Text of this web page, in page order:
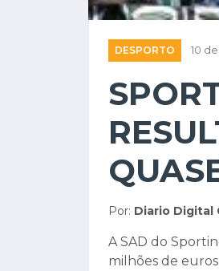
DESPORTO 10
Por: Diario Digital
A SAD do
milhões de